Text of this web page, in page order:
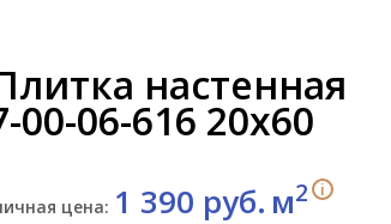
настенная
06-616 20х60
цена: 1 390 руб. м2 i